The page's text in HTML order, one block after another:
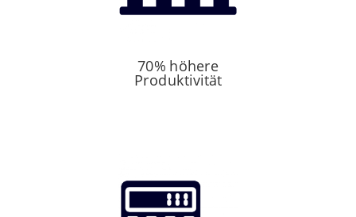
70% höhere
Produktivität